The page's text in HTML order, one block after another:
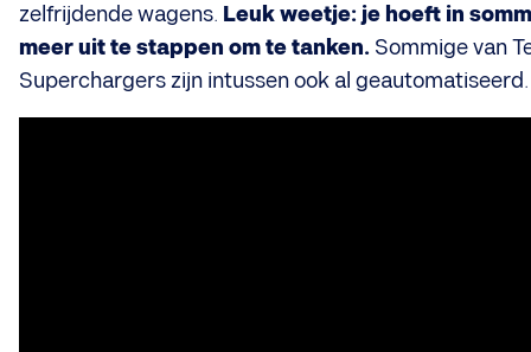
zelfrijdende wagens. Leuk weetje: je hoeft in
meer uit te stappen om te tanken. Sommige van
Superchargers zijn intussen ook al geautomatiseerd.